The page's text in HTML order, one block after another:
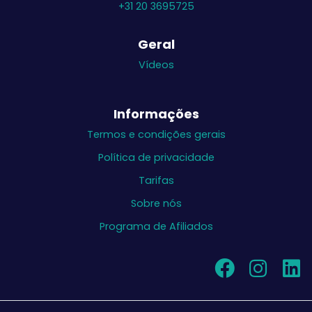
+31 20 3695725
Geral
Vídeos
Informações
Termos e condições gerais
Política de privacidade
Tarifas
Sobre nós
Programa de Afiliados